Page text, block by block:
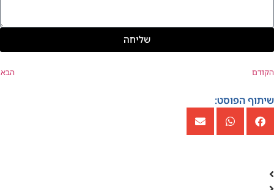
שליחה
הקודם הבא
שיתוף הפוסט: